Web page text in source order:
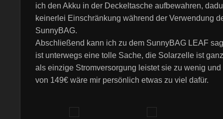
ich den Akku in der Deckeltasche aufbewahren,
keinerlei Einschränkung während der Verwendung
SunnyBAG.
Abschließend kann ich zu dem SunnyBAG LEAF
ist unterwegs eine tolle Sache, die Solarzelle ist
als einzige Stromversorgung leistet sie zu wenig und
von 149€ wäre mir persönlich etwas zu viel dafür.